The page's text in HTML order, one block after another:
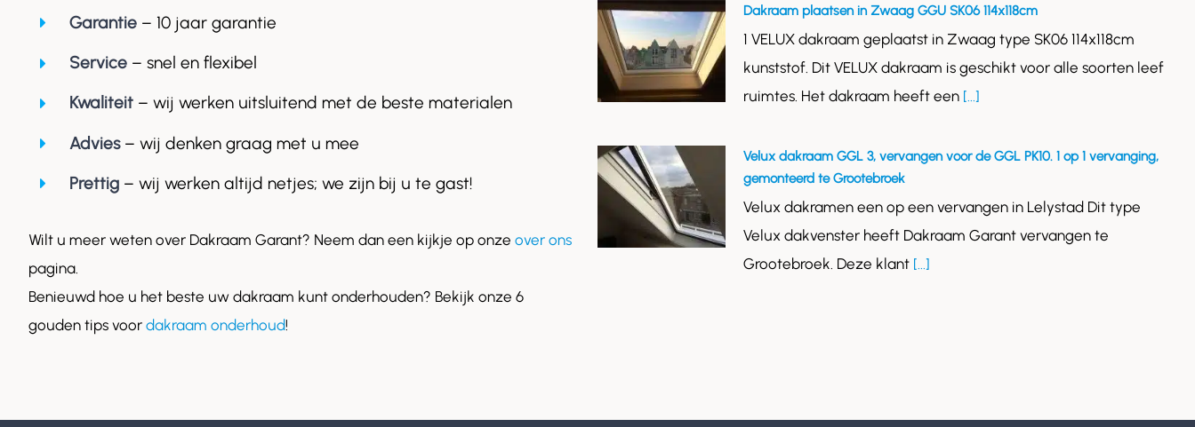
Garantie– 10 jaar garantie
Service – snel en flexibel
Kwaliteit– wij werken uitsluitend met de beste materialen
Advies– wij denken graag met u mee
Prettig– wij werken altijd netjes; we zijn bij u te gast!
Wilt u meer weten over Dakraam Garant? Neem dan een kijkje op onze over ons
pagina.
Benieuwd hoe u het beste uw dakraam kunt onderhouden? Bekijk onze 6
gouden tips voor dakraam onderhoud!
Dakraam plaatsen in Zwaag GGU SK06 114x118cm
1 VELUX dakraam geplaatst in Zwaag type SK06 114x118cm
kunststof. Dit VELUX dakraam is geschikt voor alle soorten leef
ruimtes. Het dakraam heeft een [...]
Velux dakraam GGL 3, vervangen voor de GGL PK10. 1 op 1 vervanging,
gemonteerd te Grootebroek
Velux dakramen een op een vervangen in Lelystad Dit type
Velux dakvenster heeft Dakraam Garant vervangen te
Grootebroek. Deze klant [...]